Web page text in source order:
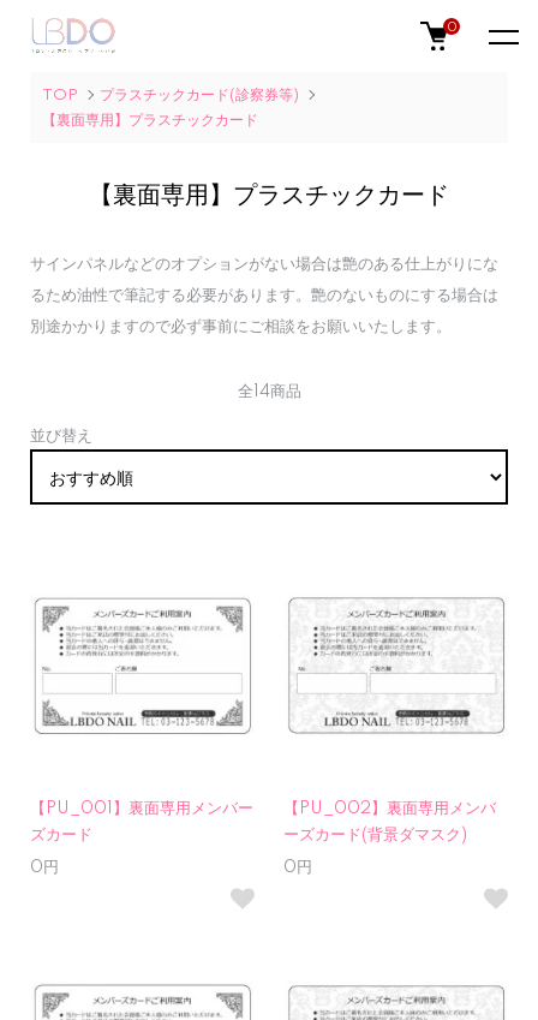
0
TOP
プラスチックカード(診察券等)
【裏面専用】プラスチックカード
【裏面専用】プラスチックカード
サインパネルなどのオプションがない場合は艶のある仕上がりにな
るため油性で筆記する必要があります。艶のないものにする場合は
別途かかりますので必ず事前にご相談をお願いいたします。
全14商品
並び替え
【PU_001】裏面専用メンバー
ズカード
0円
【PU_002】裏面専用メンバ
ーズカード(背景ダマスク)
0円